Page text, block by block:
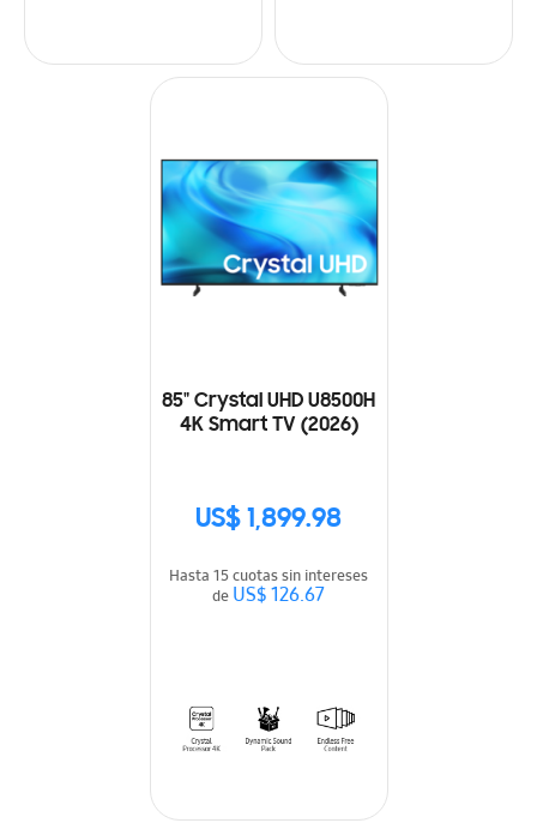
85" Crystal UHD U8500H
4K Smart TV (2026)
US$ 1,899.98
Hasta 15 cuotas sin intereses
deUS$ 126.67